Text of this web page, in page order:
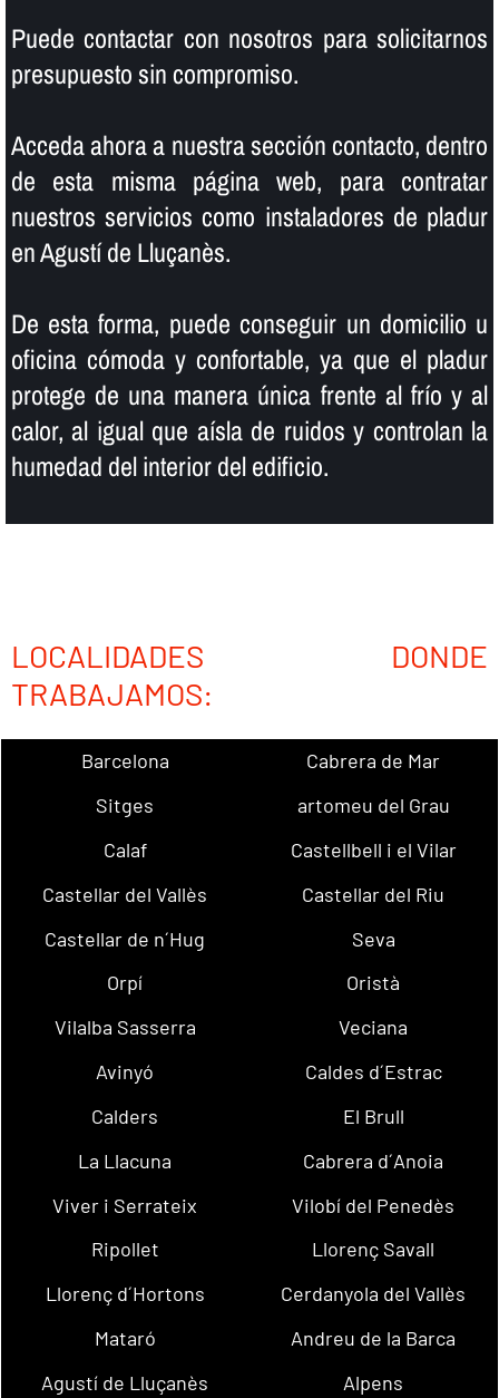
Puede contactar con nosotros para solicitarnos
presupuesto sin compromiso.
Acceda ahora a nuestra sección contacto, dentro
de esta misma página web, para contratar
nuestros servicios como instaladores de pladur
en Agustí de Lluçanès.
De esta forma, puede conseguir un domicilio u
oficina cómoda y confortable, ya que el pladur
protege de una manera única frente al frí­o y al
calor, al igual que aí­sla de ruidos y controlan la
humedad del interior del edificio.
LOCALIDADES DONDE
TRABAJAMOS:
Barcelona
Cabrera de Mar
Sitges
artomeu del Grau
Calaf
Castellbell i el Vilar
Castellar del Vallès
Castellar del Riu
Castellar de n´Hug
Seva
Orpí
Oristà
Vilalba Sasserra
Veciana
Avinyó
Caldes d´Estrac
Calders
El Brull
La Llacuna
Cabrera d´Anoia
Viver i Serrateix
Vilobí del Penedès
Ripollet
Llorenç Savall
Llorenç d´Hortons
Cerdanyola del Vallès
Mataró
Andreu de la Barca
Agustí de Lluçanès
Alpens